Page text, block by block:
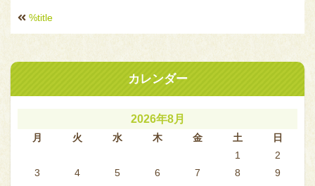
前
の
事
%title
カレンダー
2026年8月
月 火 水 木 金 土 日
1
2
3
4 5 6 7 8
9